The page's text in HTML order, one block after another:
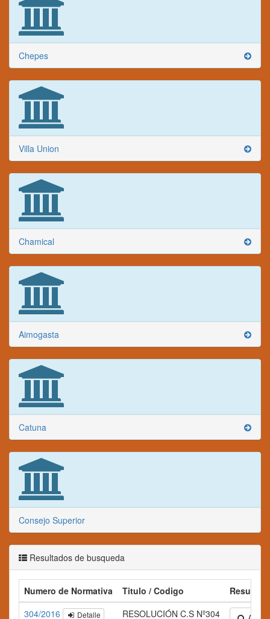
Chepes
Villa Union
Chamical
Aimogasta
Catuna
Consejo Superior
Resultados de busqueda
Numero de Normativa Titulo / Codigo
Resumen
304/2016
Detalle RESOLUCIÓN C.S Nº304